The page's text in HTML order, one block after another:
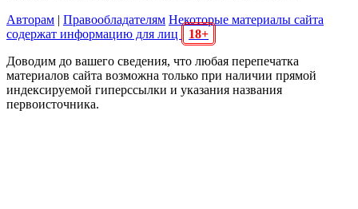
Авторам | Правообладателям Некоторые материалы сайта
содержат информацию для лиц
18+
Доводим до вашего сведения, что любая перепечатка
материалов сайта возможна только при наличии прямой
индексируемой гиперссылки и указания названия
первоисточника.